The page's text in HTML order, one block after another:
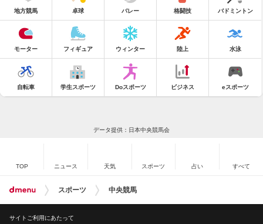
地方競馬 卓球 バレー 格闘技 バドミントン
モーター フィギュア ウィンター 陸上 水泳
自転車 学生スポーツ Doスポーツ ビジネス eスポーツ
データ提供：日本中央競馬会
TOP ニュース 天気 スポーツ 占い すべて
スポーツ 中央競馬
サイトご利用にあたって